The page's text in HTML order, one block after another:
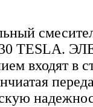
TESLA.
входят в